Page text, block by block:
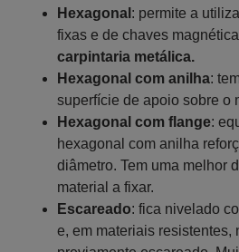
Hexagonal : permite a
fixas e de chaves
carpintaria metálica.
Hexagonal com anilha:
superfície de apoio sobre o
Hexagonal com flange:
hexagonal com anilha
diâmetro. Tem uma melhor
material a fixar.
Escareado: fica nivelado
e, em materiais resistentes,